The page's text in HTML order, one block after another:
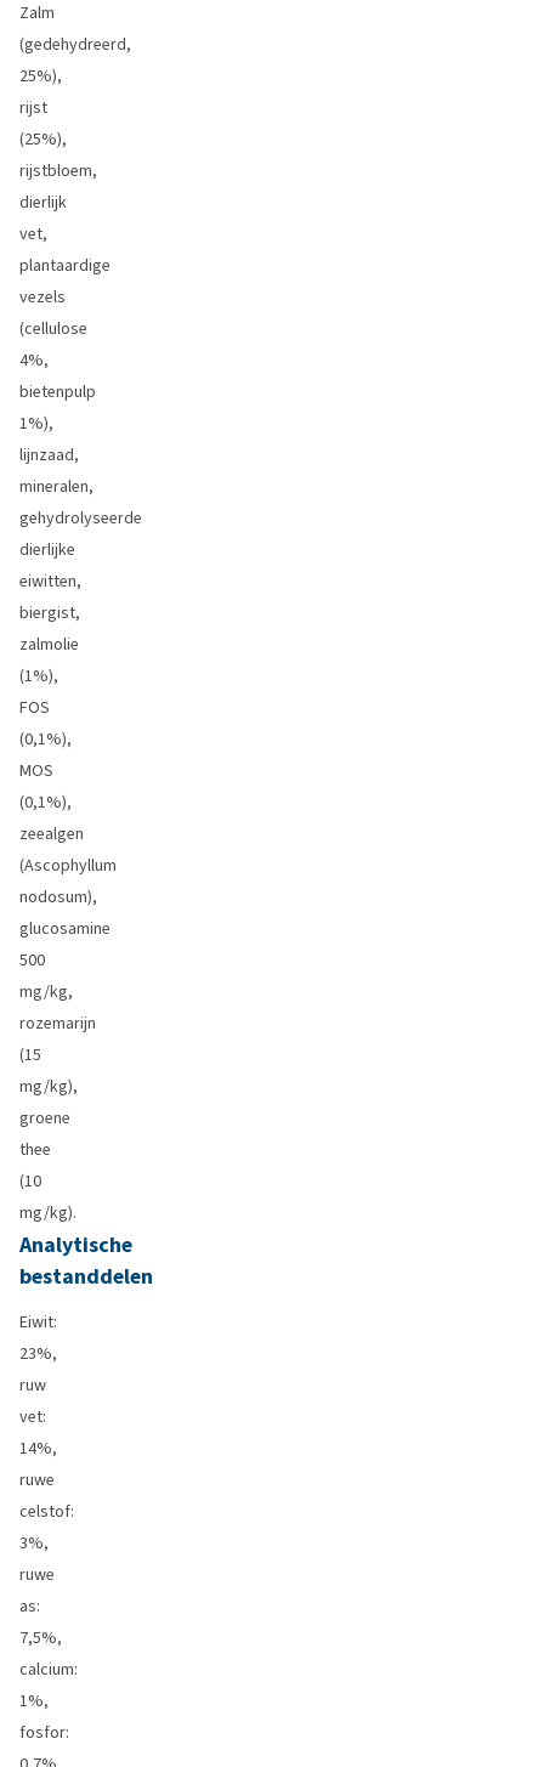
Zalm
(gedehydreerd,
25%),
rijst
(25%),
rijstbloem,
dierlijk
vet,
plantaardige
vezels
(cellulose
4%,
bietenpulp
1%),
lijnzaad,
mineralen,
gehydrolyseerde
dierlijke
eiwitten,
biergist,
zalmolie
(1%),
FOS
(0,1%),
MOS
(0,1%),
zeealgen
(Ascophyllum
nodosum),
glucosamine
500
mg/kg,
rozemarijn
(15
mg/kg),
groene
thee
(10
mg/kg).
Analytische
bestanddelen
Eiwit:
23%,
ruw
vet:
14%,
ruwe
celstof:
3%,
ruwe
as:
7,5%,
calcium:
1%,
fosfor: